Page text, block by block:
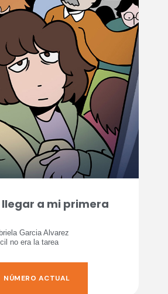
llegar a mi primera
Garcia Alvarez
no era la tarea
NÚMERO ACTUAL